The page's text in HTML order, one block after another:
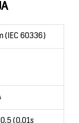
(IEC 60336)
(0.01s